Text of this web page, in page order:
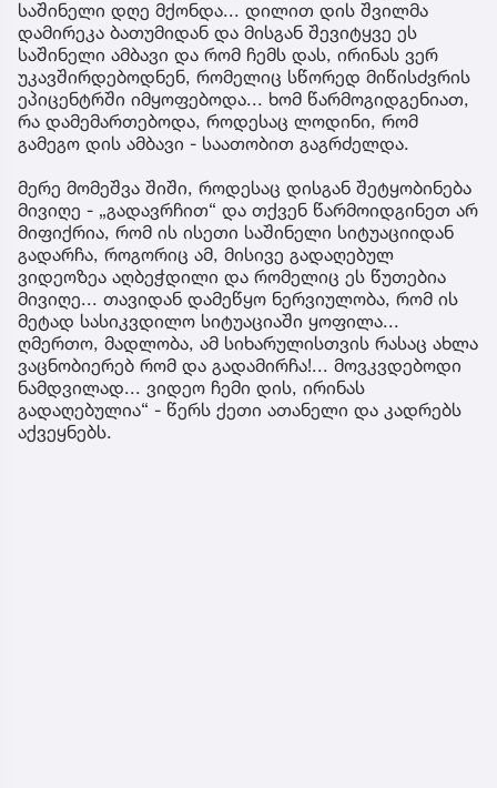
საშინელი დღე მქონდა... დილით დის შვილმა
დამირეკა ბათუმიდან და მისგან შევიტყვე ეს
საშინელი ამბავი და რომ ჩემს დას, ირინას ვერ
უკავშირდებოდნენ, რომელიც სწორედ მიწისძვრის
ეპიცენტრში იმყოფებოდა... ხომ წარმოგიდგენიათ,
რა დამემართებოდა, როდესაც ლოდინი, რომ
გამეგო დის ამბავი - საათობით გაგრძელდა.
მერე მომეშვა შიში, როდესაც დისგან შეტყობინება
მივიღე - „გადავრჩით“ და თქვენ წარმოიდგინეთ არ
მიფიქრია, რომ ის ისეთი საშინელი სიტუაციიდან
გადარჩა, როგორიც ამ, მისივე გადაღებულ
ვიდეოზეა აღბეჭდილი და რომელიც ეს წუთებია
მივიღე... თავიდან დამეწყო ნერვიულობა, რომ ის
მეტად სასიკვდილო სიტუაციაში ყოფილა...
ღმერთო, მადლობა, ამ სიხარულისთვის რასაც ახლა
ვაცნობიერებ რომ და გადამირჩა!... მოვკვდებოდი
ნამდვილად... ვიდეო ჩემი დის, ირინას
გადაღებულია“ - წერს ქეთი ათანელი და კადრებს
აქვეყნებს.